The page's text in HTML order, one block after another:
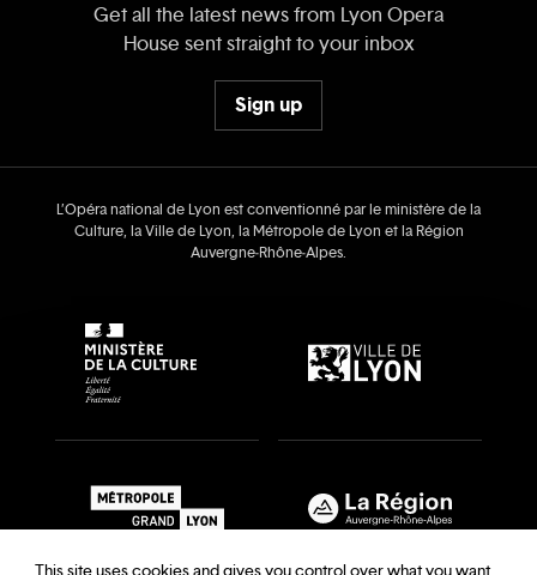
Get all the latest news from Lyon Opera
House sent straight to your inbox
Sign up
L’Opéra national de Lyon est conventionné par le ministère de la
Culture, la Ville de Lyon, la Métropole de Lyon et la Région
Auvergne‑Rhône‑Alpes.
This site uses cookies and gives you control over what you want